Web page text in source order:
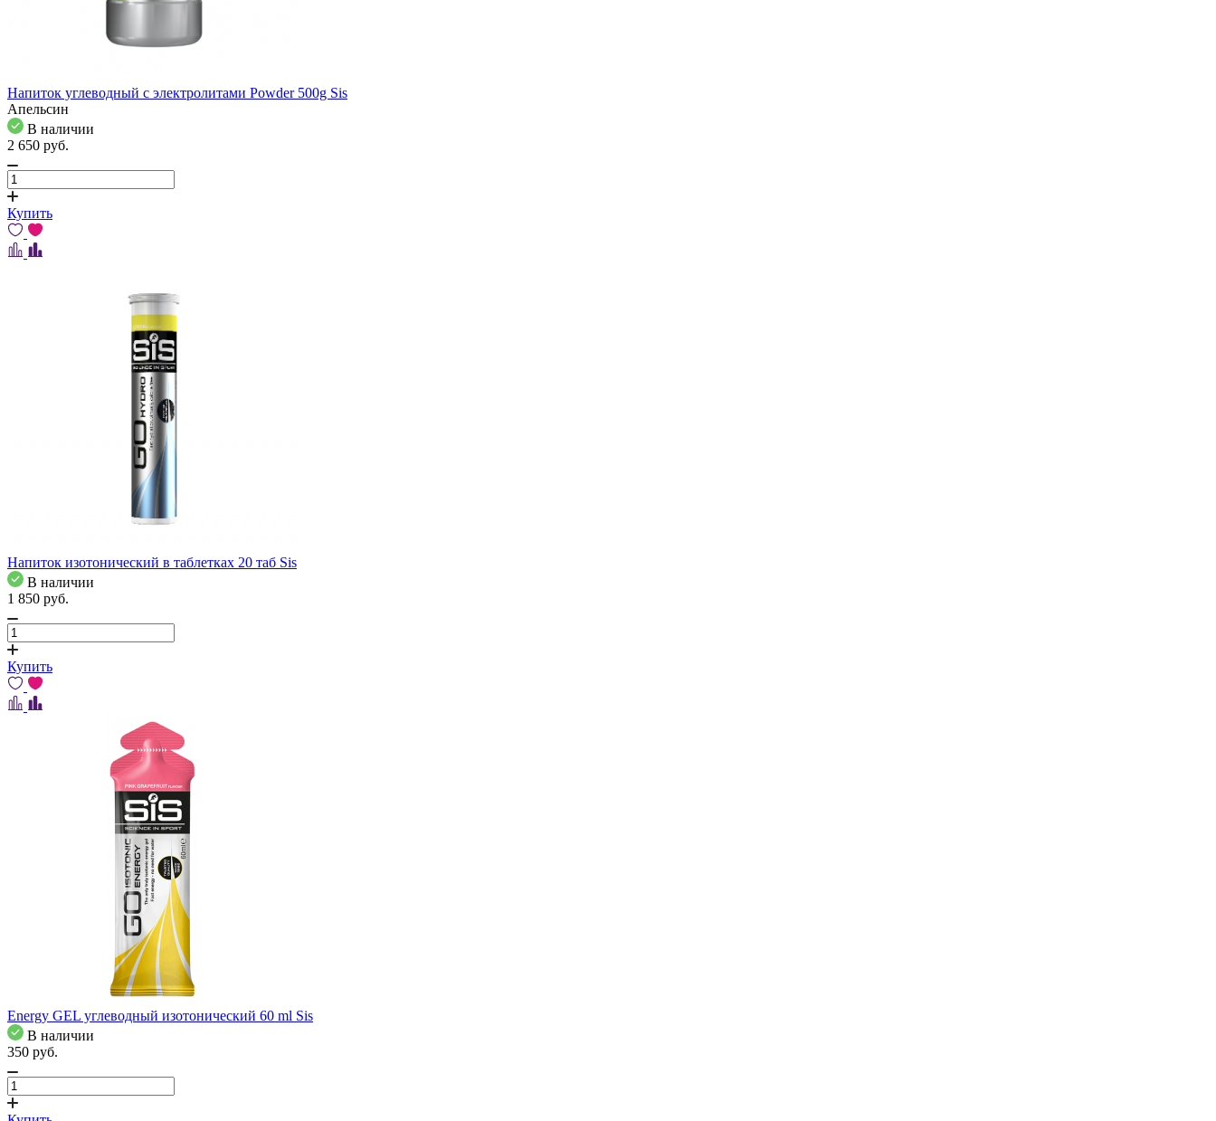
Напиток углеводный с электролитами Powder 500g Sis
Апельсин
В наличии
2 650 pуб.
Купить
Напиток изотонический в таблетках 20 таб Sis
В наличии
1 850 pуб.
Купить
Energy GEL углеводный изотонический 60 ml Sis
В наличии
350 pуб.